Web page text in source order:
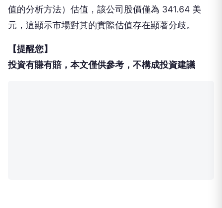
值的分析方法）估值，該公司股價僅為 341.64 美
元，這顯示市場對其的實際估值存在顯著分歧。
【提醒您】
投資有賺有賠，本文僅供參考，不構成投資建議